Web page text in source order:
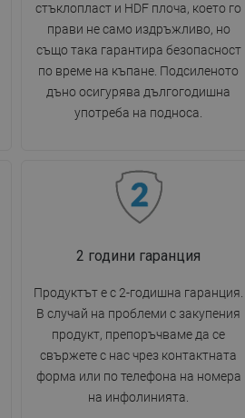
стъклопласт и HDF плоча, което го
прави не само издръжливо, но
също така гарантира безопасност
по време на къпане. Подсиленото
дъно осигурява дългогодишна
употреба на подноса.
2 години гаранция
Продуктът е с 2-годишна гаранция.
В случай на проблеми с закупения
продукт, препоръчваме да се
свържете с нас чрез контактната
форма или по телефона на номера
на инфолинията.